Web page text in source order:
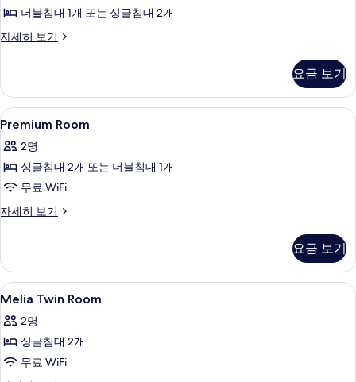
더블침대 1개 또는 싱글침대 2개
자세히 보기
주
위
트
(The
-
Panoramic
Connected)
자
세
기
요금 보기
Premium
Room
사
진
모
두
이집트산 면 시트, 고급 침구, 오리/거
3
Premium Room
2명
싱글침대 2개 또는 더블침대 1개
무료 WiFi
자세히 보기
Premium
히
보
기
요금 보기
Melia
Twin
Room
사
진
이집트산 면 시트, 고급 침구, 오리/거
4
Melia Twin Room
2명
싱글침대 2개
무료 WiFi